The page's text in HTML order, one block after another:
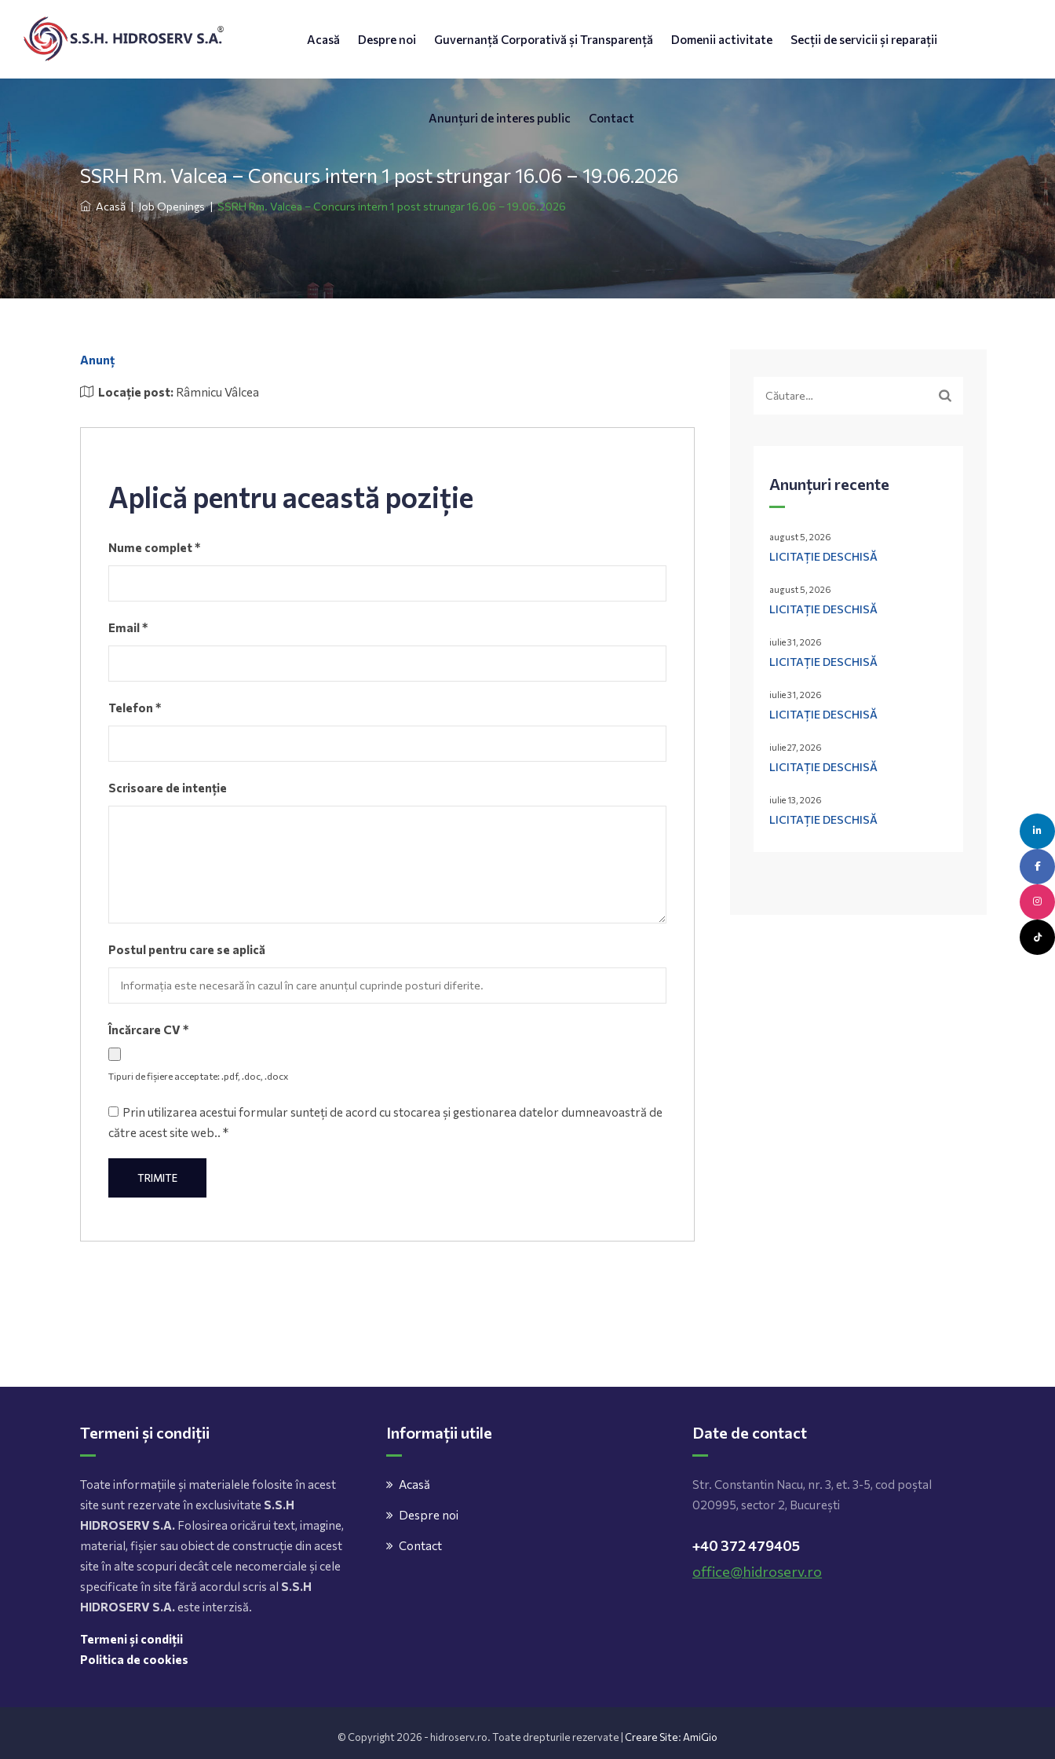
Acasă Despre noi Guvernanță Corporativă și Transparență Domenii activitate Secții de servicii și reparații
Anunțuri de interes public Contact
SSRH Rm. Valcea – Concurs intern 1 post strungar 16.06 – 19.06.2026
Acasă|Job Openings|SSRH Rm. Valcea – Concurs intern 1 post strungar 16.06 – 19.06.2026
Anunț
Locație post: Râmnicu Vâlcea
Aplică pentru această poziție
Nume complet*
Email*
Telefon *
Scrisoare de intenție
Postul pentru care se aplică
Încărcare CV*
Tipuri de fișiere acceptate: .pdf, .doc, .docx
Prin utilizarea acestui formular sunteți de acord cu stocarea și gestionarea datelor dumneavoastră de
către acest site web.. *
Anunțuri recente
august 5, 2026
LICITAȚIE DESCHISĂ
august 5, 2026
LICITAȚIE DESCHISĂ
iulie 31, 2026
LICITAȚIE DESCHISĂ
iulie 31, 2026
LICITAȚIE DESCHISĂ
iulie 27, 2026
LICITAȚIE DESCHISĂ
iulie 13, 2026
LICITAȚIE DESCHISĂ
Termeni și condiții
Toate informațiile și materialele folosite în acest
site sunt rezervate în exclusivitate S.S.H
HIDROSERV S.A. Folosirea oricărui text, imagine,
material, fișier sau obiect de construcție din acest
site în alte scopuri decât cele necomerciale și cele
specificate în site fără acordul scris al S.S.H
HIDROSERV S.A. este interzisă.
Termeni și condiții
Politica de cookies
Informații utile
Acasă
Despre noi
Contact
Date de contact
Str. Constantin Nacu, nr. 3, et. 3-5, cod poștal
020995, sector 2, București
+40 372 479405
office@hidroserv.ro
© Copyright 2026 - hidroserv.ro. Toate drepturile rezervate | Creare Site:AmiGio